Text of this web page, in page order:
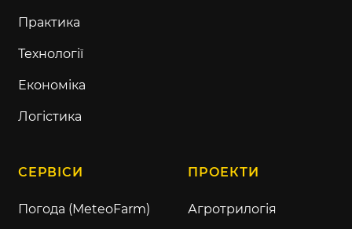
Практика
Технології
Економіка
Логістика
СЕРВІСИ
Погода (MeteoFarm)
ПРОЕКТИ
Агротрилогія